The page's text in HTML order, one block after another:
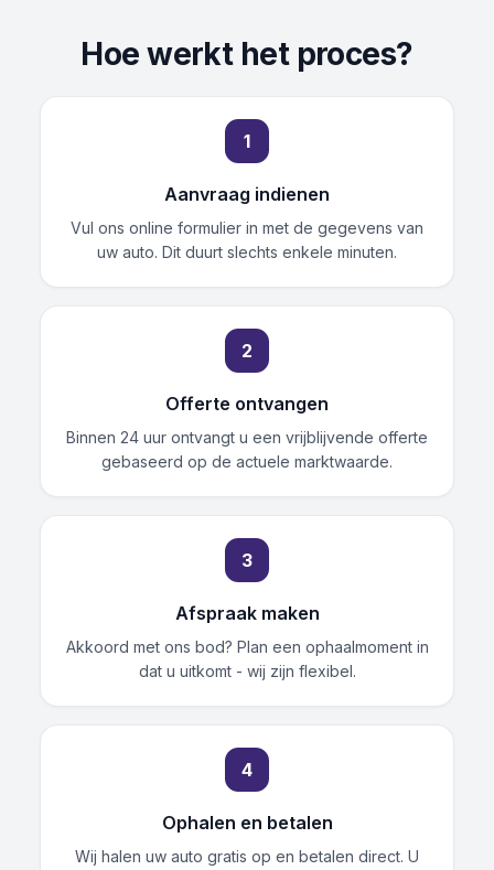
Hoe werkt het proces?
1
Aanvraag indienen
Vul ons online formulier in met de gegevens van
uw auto. Dit duurt slechts enkele minuten.
2
Offerte ontvangen
Binnen 24 uur ontvangt u een vrijblijvende offerte
gebaseerd op de actuele marktwaarde.
3
Afspraak maken
Akkoord met ons bod? Plan een ophaalmoment in
dat u uitkomt - wij zijn flexibel.
4
Ophalen en betalen
Wij halen uw auto gratis op en betalen direct. U